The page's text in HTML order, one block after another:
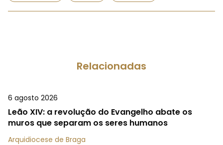
Relacionadas
6 agosto 2026
Leão XIV: a revolução do Evangelho abate os
muros que separam os seres humanos
Arquidiocese de Braga